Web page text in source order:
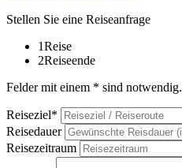
Stellen Sie eine Reiseanfrage
1Reise
2Reiseende
Felder mit einem * sind notwendig.
Reiseziel*
Reisedauer
Reisezeitraum